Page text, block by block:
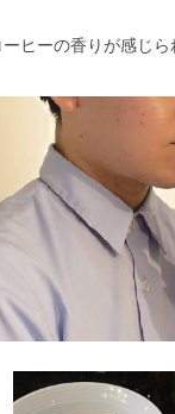
ーヒーの香りが感じ